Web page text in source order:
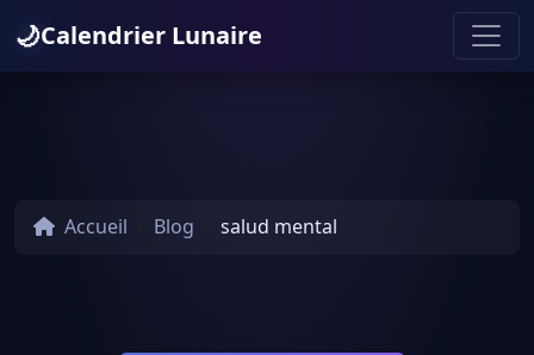
🌙Calendrier Lunaire
Accueil Blog salud mental